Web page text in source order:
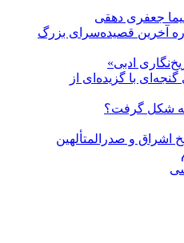
جعفری دهقی
آخرین قصیده‌سرای بزرگ
ادبی»
با گزیده‌ای از
شکل گرفت؟
اشراق و صدرالمتألهین